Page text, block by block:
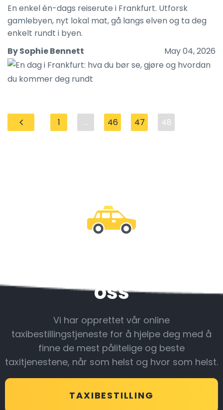
En enkel én-dags reiserute i Frankfurt. Utforsk
gamlebyen, nyt lokal mat, gå langs elven og ta deg
enkelt rundt i byen.
By Sophie Bennett
May 04, 2026
1 ... 46 47 48
oss
Vi har opprettet vår online
taxibestillingstjeneste for å hjelpe deg med å
finne de mest pålitelige og beste
taxitjenestene, når som helst og hvor som helst.
TAXIBESTILLING